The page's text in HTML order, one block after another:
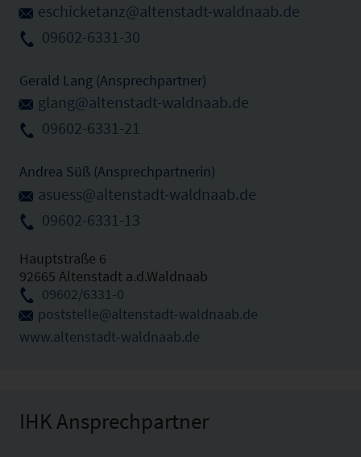
eschicketanz@altenstadt-waldnaab.de
09602-6331-30
Gerald Lang (Ansprechpartner)
glang@altenstadt-waldnaab.de
09602-6331-21
Andrea Süß (Ansprechpartnerin)
asuess@altenstadt-waldnaab.de
09602-6331-13
Hauptstraße 6
92665 Altenstadt a.d.Waldnaab
09602/6331-0
poststelle@altenstadt-waldnaab.de
www.altenstadt-waldnaab.de
IHK Ansprechpartner